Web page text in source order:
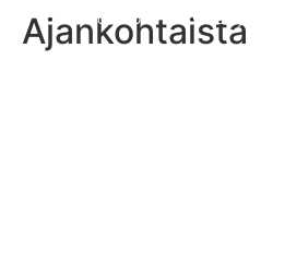
Ajankohtaista
Tyttöjen U20-SM sarjan